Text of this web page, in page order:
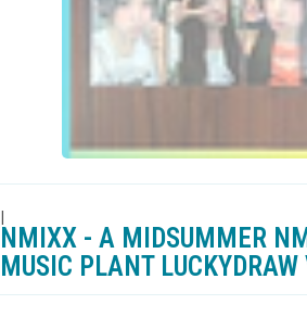
|
NMIXX - A MIDSUMMER
MUSIC PLANT LUCKYDRAW